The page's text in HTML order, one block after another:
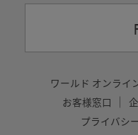
ワールド オンライ
お客様窓口
プライバシ